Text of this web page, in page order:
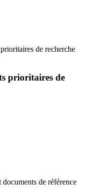
de recherche
prioritaires de
de référence